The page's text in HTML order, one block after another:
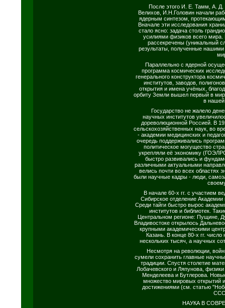
После этого И. Е. Тамм, А.
Велихов, И.Н.Головин начали
ядерным синтезом,
Вначале эти исследования
стало ясно: задача столь
усилиями физиков всего
рассекречены (уникальный
результаты, полученные
Параллельно с ядерной
программа космических
генерального конструктора
институтов, заводов,
открытия и имена учёных,
орбиту Земли вышел первый в
в нашей
Государство не жалело
научных институтов
дореволюционной Россией. В
сельскохозяйственных наук, во
- академии медицинских и
очередь поддерживались
политическое могущество
укрепляли её экономику
быстро развивались и
различными актуальными
велись почти во всех областях
были научные кадры - люди,
В начале 60-х гг. с участием
Сибирское отделение
Среди тайги быстро вырос
институтов и библиотек.
Центральном регионе: Пущине,
Владивостоке открылось
крупными академическими
Казань. В конце 80-х гг.
нескольких тысяч, а научных
Несмотря на революции,
сумели сохранить главные
традиции. Спустя столетие
Лобачевского и Ляпунова,
Менделеева и Бутлерова.
множество мировых открытий
достижениями (см. статью
НАУКА В